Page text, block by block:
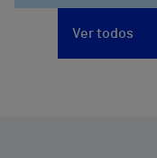
Ver todos